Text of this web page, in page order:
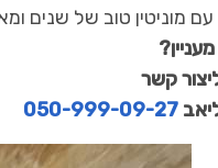
מוניטין טוב של שנים
קשר
050-999-09-27